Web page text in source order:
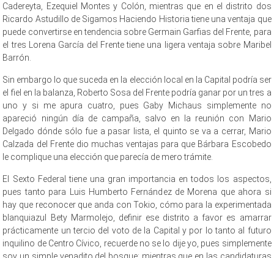
Cadereyta, Ezequiel Montes y Colón, mientras que en el distrito dos
Ricardo Astudillo de Sigamos Haciendo Historia tiene una ventaja que
puede convertirse en tendencia sobre Germain Garfias del Frente, para
el tres Lorena García del Frente tiene una ligera ventaja sobre Maribel
Barrón.
Sin embargo lo que suceda en la elección local en la Capital podría ser
el fiel en la balanza, Roberto Sosa del Frente podría ganar por un tres a
uno y si me apura cuatro, pues Gaby Michaus simplemente no
apareció ningún día de campaña, salvo en la reunión con Mario
Delgado dónde sólo fue a pasar lista, el quinto se va a cerrar, Mario
Calzada del Frente dio muchas ventajas para que Bárbara Escobedo
le complique una elección que parecía de mero trámite.
El Sexto Federal tiene una gran importancia en todos los aspectos,
pues tanto para Luis Humberto Fernández de Morena que ahora si
hay que reconocer que anda con Tokio, cómo para la experimentada
blanquiazul Bety Marmolejo, definir ese distrito a favor es amarrar
prácticamente un tercio del voto de la Capital y por lo tanto al futuro
inquilino de Centro Cívico, recuerde no se lo dije yo, pues simplemente